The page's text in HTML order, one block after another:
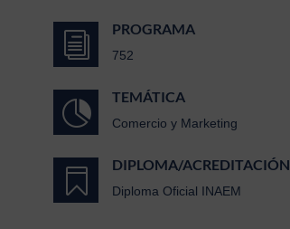
i
PROGRAMA
752

TEMÁTICA
Comercio y Marketing

DIPLOMA/ACREDITACIÓN
Diploma Oficial INAEM